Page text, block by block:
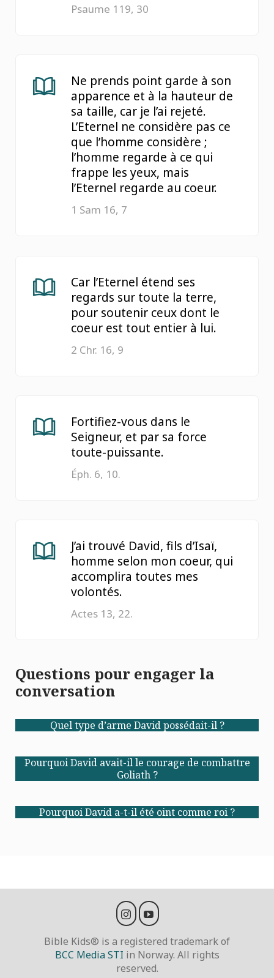
Psaume 119, 30
Ne prends point garde à son
apparence et à la hauteur de
sa taille, car je l’ai rejeté.
L’Eternel ne considère pas ce
que l’homme considère ;
l’homme regarde à ce qui
frappe les yeux, mais
l’Eternel regarde au coeur.
1 Sam 16, 7
Car l’Eternel étend ses
regards sur toute la terre,
pour soutenir ceux dont le
coeur est tout entier à lui.
2 Chr. 16, 9
Fortifiez-vous dans le
Seigneur, et par sa force
toute-puissante.
Éph. 6, 10.
J’ai trouvé David, fils d’Isaï,
homme selon mon coeur, qui
accomplira toutes mes
volontés.
Actes 13, 22.
Questions pour engager la
conversation
Quel type d’arme David possédait-il ?
Pourquoi David avait-il le courage de combattre
Goliath ?
Pourquoi David a-t-il été oint comme roi ?
Bible Kids® is a registered trademark of
BCC Media STI in Norway. All rights
reserved.